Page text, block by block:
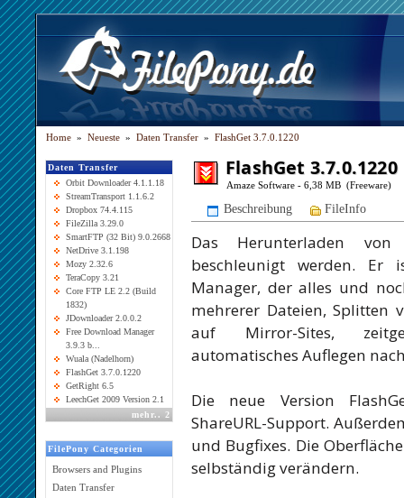
Home » Neueste » Daten Transfer » FlashGet 3.7.0.1220
Daten Transfer
Orbit Downloader 4.1.1.18
StreamTransport 1.1.6.2
Dropbox 74.4.115
FileZilla 3.29.0
SmartFTP (32 Bit) 9.0.2668
NetDrive 3.1.198
Mozy 2.32.6
TeraCopy 3.21
Core FTP LE 2.2 (Build
1832)
JDownloader 2.0.0.2
Free Download Manager
3.9.3 b...
Wuala (Nadelhorn)
FlashGet 3.7.0.1220
GetRight 6.5
LeechGet 2009 Version 2.1
mehr.. 2
FilePony Categorien
Browsers and Plugins
Daten Transfer
FlashGet 3.7.0.1220
Amaze Software - 6,38 MB (Freeware)
Beschreibung FileInfo
Das Herunterladen
beschleunigt werden. Er
Manager, der alles und
mehrerer Dateien, Splitten
auf Mirror-Sites,
automatisches Auflegen
Die neue Version
ShareURL-Support.
und Bugfixes. Die
selbständig verändern.